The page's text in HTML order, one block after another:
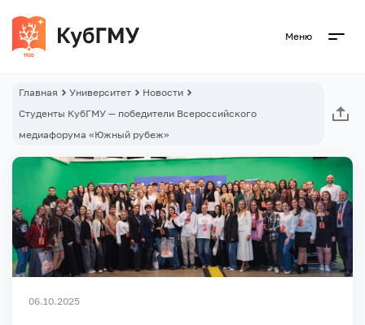
Меню
Главная Университет
Новости
Студенты КубГМУ — победители Всероссийского
медиафорума «Южный рубеж»
06.10.2025